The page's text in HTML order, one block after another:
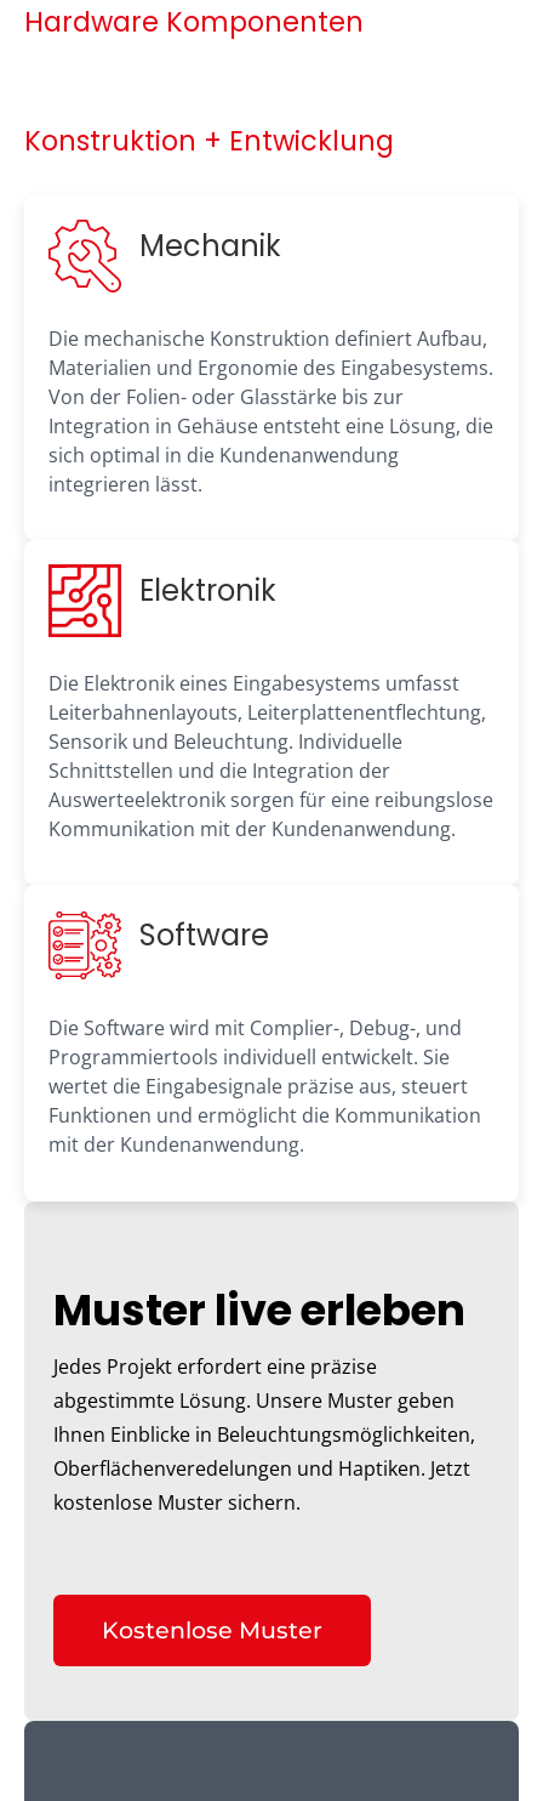
Hardware Komponenten
Konstruktion + Entwicklung
Mechanik
Die mechanische Konstruktion definiert Aufbau,
Materialien und Ergonomie des Eingabesystems.
Von der Folien- oder Glasstärke bis zur
Integration in Gehäuse entsteht eine Lösung, die
sich optimal in die Kundenanwendung
integrieren lässt.
Elektronik
Die Elektronik eines Eingabesystems umfasst
Leiterbahnenlayouts, Leiterplattenentflechtung,
Sensorik und Beleuchtung. Individuelle
Schnittstellen und die Integration der
Auswerteelektronik sorgen für eine reibungslose
Kommunikation mit der Kundenanwendung.
Software
Die Software wird mit Complier-, Debug-, und
Programmiertools individuell entwickelt. Sie
wertet die Eingabesignale präzise aus, steuert
Funktionen und ermöglicht die Kommunikation
mit der Kundenanwendung.
Muster live erleben
Jedes Projekt erfordert eine präzise
abgestimmte Lösung. Unsere Muster geben
Ihnen Einblicke in Beleuchtungsmöglichkeiten,
Oberflächenveredelungen und Haptiken. Jetzt
kostenlose Muster sichern.
Kostenlose Muster